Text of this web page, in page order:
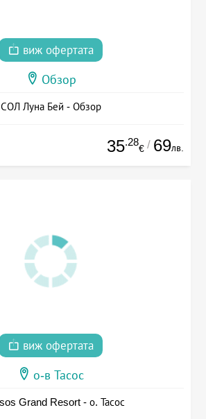
виж офертата
Обзор
СОЛ Луна Бей - Обзор
35.28
€ / 69лв.
виж офертата
о-в Тасос
Grand Resort - о. Тасос